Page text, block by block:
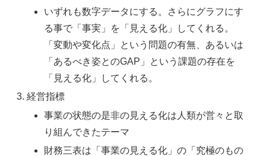
いずれも数字データにする。さらにグラフにす
る事で「事実」を「見える化」してくれる。
「変動や変化点」という問題の有無、あるいは
「あるべき姿とのGAP」という課題の存在を
「見える化」してくれる。
経営指標
事業の状態の是非の見える化は人類が営々と取
り組んできたテーマ
財務三表は「事業の見える化」の「究極のもの